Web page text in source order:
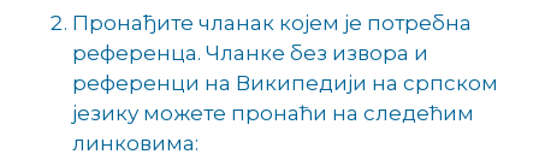
Пронађите чланак којем је потребна
референца. Чланке без извора и
референци на Википедији на српском
језику можете пронаћи на следећим
линковима: